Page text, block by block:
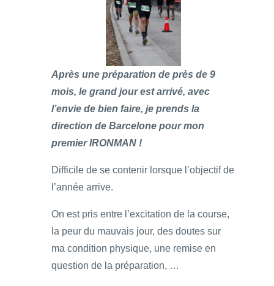
Après une préparation de près de 9
mois, le grand jour est arrivé, avec
l’envie de bien faire, je prends la
direction de Barcelone pour mon
premier IRONMAN !
Difficile de se contenir lorsque l’objectif de
l’année arrive.
On est pris entre l’excitation de la course,
la peur du mauvais jour, des doutes sur
ma condition physique, une remise en
question de la préparation, …